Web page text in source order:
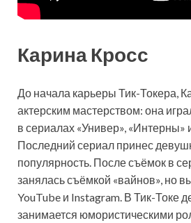
Карина Кросс
До начала карьеры Тик-Токера,
актерским мастерством: она
в сериалах «Универ», «Интерны»
Последний сериал принес
популярность. После съёмок в
занялась съёмкой «вайнов», но
YouTube и Instagram. В Тик-Токе
занимается юмористическими